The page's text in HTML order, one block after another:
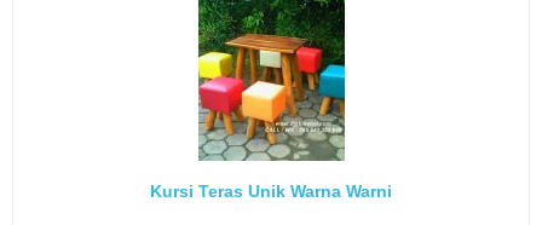
Kursi Teras Unik Warna Warni